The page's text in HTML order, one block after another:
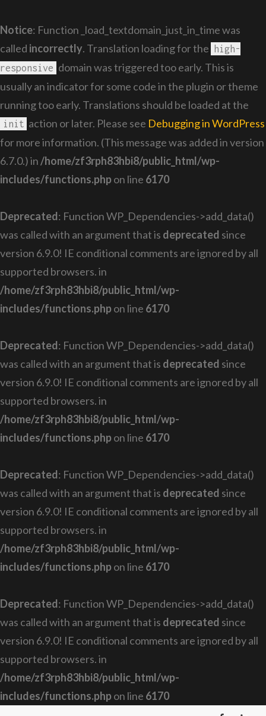
Notice: Function _load_textdomain_just_in_time was
called incorrectly. Translation loading for the
high-
responsive domain was triggered too early. This is
usually an indicator for some code in the plugin or theme
running too early. Translations should be loaded at the
init action or later. Please see Debugging in WordPress
for more information. (This message was added in version
6.7.0.) in /home/zf3rph83hbi8/public_html/wp-
includes/functions.phpon line 6170
Deprecated: Function WP_Dependencies->add_data()
was called with an argument that is deprecated since
version 6.9.0! IE conditional comments are ignored by all
supported browsers. in
/home/zf3rph83hbi8/public_html/wp-
includes/functions.phpon line 6170
Deprecated: Function WP_Dependencies->add_data()
was called with an argument that is deprecated since
version 6.9.0! IE conditional comments are ignored by all
supported browsers. in
/home/zf3rph83hbi8/public_html/wp-
includes/functions.phpon line 6170
Deprecated: Function WP_Dependencies->add_data()
was called with an argument that is deprecated since
version 6.9.0! IE conditional comments are ignored by all
supported browsers. in
/home/zf3rph83hbi8/public_html/wp-
includes/functions.phpon line 6170
Deprecated: Function WP_Dependencies->add_data()
was called with an argument that is deprecated since
version 6.9.0! IE conditional comments are ignored by all
supported browsers. in
/home/zf3rph83hbi8/public_html/wp-
includes/functions.phpon line 6170